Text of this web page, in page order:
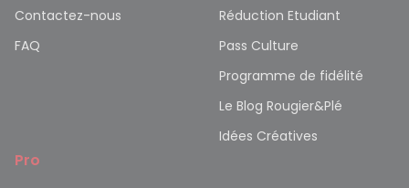
Contactez-nous
FAQ
Réduction Etudiant
Pass Culture
Programme de fidélité
Le Blog Rougier&Plé
Idées Créatives
Pro